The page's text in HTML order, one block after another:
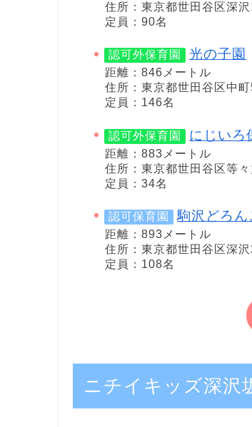
住所：東京都世田谷区深
定員：90名
認可外保育園 光の子園
距離：846メートル
住所：東京都世田谷区中
定員：146名
認可外保育園 にじいろ
距離：883メートル
住所：東京都世田谷区等
定員：34名
認可保育園 駒沢どろん
距離：893メートル
住所：東京都世田谷区深
定員：108名
ニチイキッズ深沢